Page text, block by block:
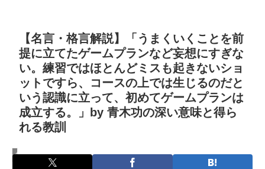
【名言・格言解説】「うまくいくことを前
提に立てたゲームプランなど妄想にすぎな
い。練習ではほとんどミスも起きないショ
ットですら、コースの上では生じるのだと
いう認識に立って、初めてゲームプランは
成立する。」by 青木功の深い意味と得ら
れる教訓
名言・格言